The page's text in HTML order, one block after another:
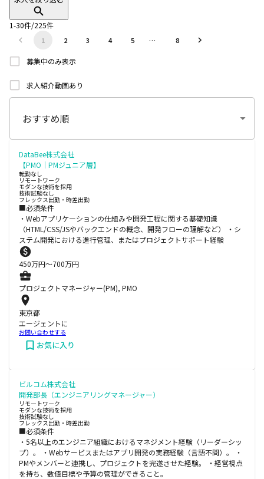
1-30件/225件
1 2 3 4 5 … 8
募集中のみ表示
求人紹介動画あり
DataBee株式会社
【PMO｜PMジュニア層】
転勤なし
リモートワーク
モダンな技術を採用
技術試験なし
フレックス出勤・時差出勤
■必須条件
・Webアプリケーションの仕組みや開発工程に関する基礎知識
（HTML/CSS/JSやバックエンドの概念、開発フローの理解など） ・シ
ステム開発における進行管理、またはプロジェクトサポート経験
450万円〜700万円
プロジェクトマネージャー(PM), PMO
東京都
エージェントに
お問い合わせする
お気に入り
ビルコム株式会社
開発部長（エンジニアリングマネージャー）
リモートワーク
モダンな技術を採用
技術試験なし
フレックス出勤・時差出勤
■必須条件
・5名以上のエンジニア組織におけるマネジメント経験（リーダーシッ
プ）。 ・Webサービスまたはアプリ開発の実務経験（言語不問）。 ・
PMやメンバーと連携し、プロジェクトを完遂させた経験。 ・経営視点
を持ち、数値目標や予算の管理ができること。